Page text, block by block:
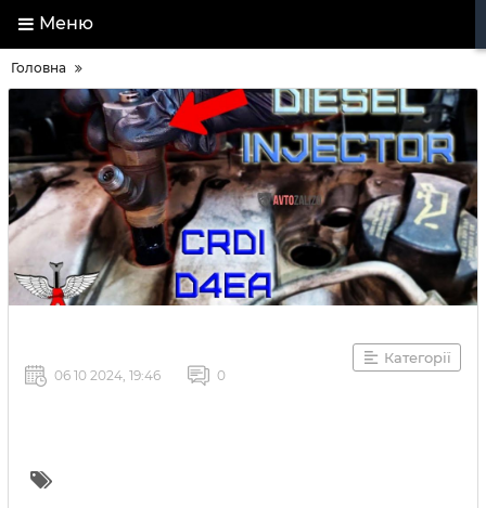
Меню
Головна
Категорії
06 10 2024, 19:46 0